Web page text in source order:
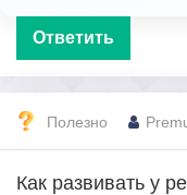
Ответить
Полезно
Как развивать у